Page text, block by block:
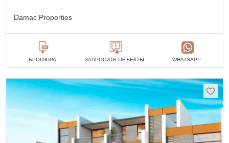
Damac Properties
БРОШЮРА ЗАПРОСИТЬ ОБЪЕКТЫ WHATSAPP